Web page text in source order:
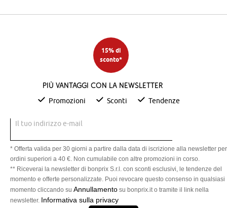
15% di
sconto*
Più vantaggi con la newsletter
Promozioni Sconti Tendenze
Il tuo indirizzo e-mail
* Offerta valida per 30 giorni a partire dalla data di iscrizione alla newsletter per
ordini superiori a 40 €. Non cumulabile con altre promozioni in corso.
** Riceverai la newsletter di bonprix S.r.l. con sconti esclusivi, le tendenze del
momento e offerte personalizzate. Puoi revocare questo consenso in qualsiasi
momento cliccando su Annullamento su bonprix.it o tramite il link nella
newsletter. Informativa sulla privacy